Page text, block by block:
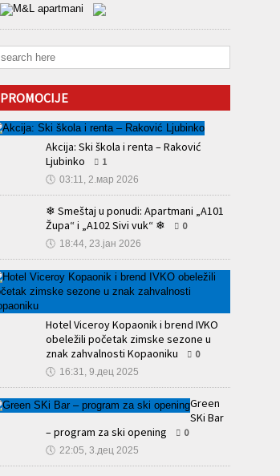
PROMOCIJE
Akcija: Ski škola i renta – Raković
Ljubinko
1
🕔 03:11, 2.мар 2026
❄ Smeštaj u ponudi: Apartmani „A101
Župa“ i „A102 Sivi vuk“ ❄
0
🕔 18:44, 23.јан 2026
Hotel Viceroy Kopaonik i brend IVKO
obeležili početak zimske sezone u
znak zahvalnosti Kopaoniku
0
🕔 16:31, 9.дец 2025
– program za ski opening
0